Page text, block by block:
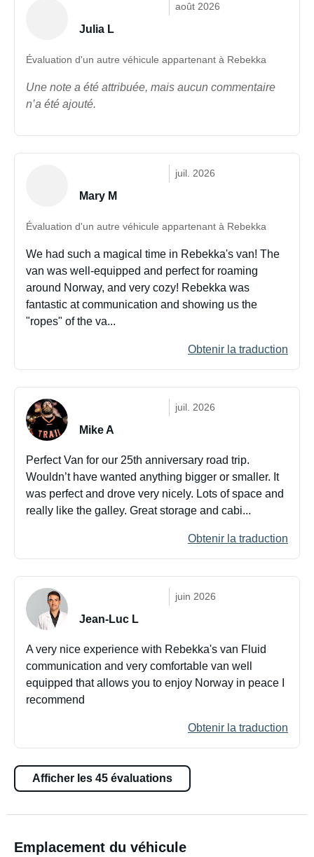
août 2026
Julia L
Évaluation d'un autre véhicule appartenant à Rebekka
Une note a été attribuée, mais aucun commentaire
n’a été ajouté.
juil. 2026
Mary M
Évaluation d'un autre véhicule appartenant à Rebekka
We had such a magical time in Rebekka's van! The
van was well-equipped and perfect for roaming
around Norway, and very cozy! Rebekka was
fantastic at communication and showing us the
"ropes" of the va...
Obtenir la traduction
juil. 2026
Mike A
Perfect Van for our 25th anniversary road trip.
Wouldn’t have wanted anything bigger or smaller. It
was perfect and drove very nicely. Lots of space and
really like the galley. Great storage and cabi...
Obtenir la traduction
juin 2026
Jean-Luc L
A very nice experience with Rebekka's van Fluid
communication and very comfortable van well
equipped that allows you to enjoy Norway in peace I
recommend
Obtenir la traduction
Afficher les 45 évaluations
Emplacement du véhicule